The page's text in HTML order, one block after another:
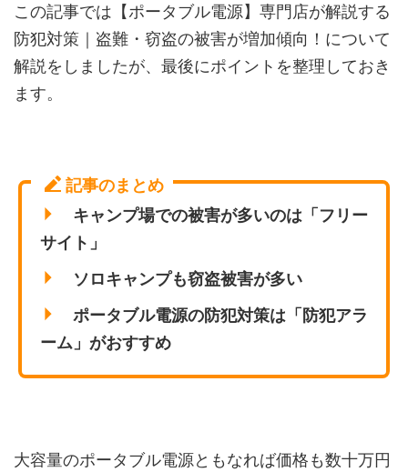
この記事では【ポータブル電源】専門店が解説する
防犯対策｜盗難・窃盗の被害が増加傾向！について
解説をしましたが、最後にポイントを整理しておき
ます。
記事のまとめ
キャンプ場での被害が多いのは「フリー
サイト」
ソロキャンプも窃盗被害が多い
ポータブル電源の防犯対策は「防犯アラ
ーム」がおすすめ
大容量のポータブル電源ともなれば価格も数十万円